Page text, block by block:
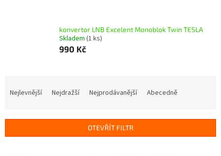
konvertor LNB Excelent Monoblok Twin TESLA
Skladem (1 ks)
990 Kč
í
Nejlevnější Nejdražší Nejprodávanější Abecedně
OTEVŘÍT FILTR